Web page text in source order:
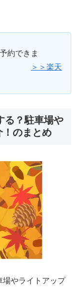
約できま
＞＞楽天
る？駐車場や
！のまとめ
場やライトアップ